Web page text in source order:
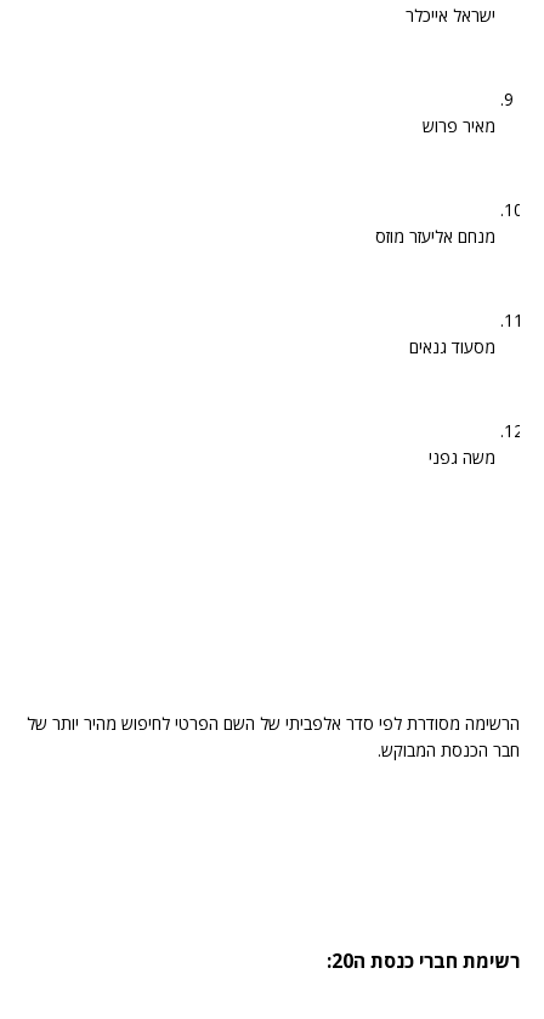
ישראל אייכלר
מאיר פרוש
מנחם אליעזר מוזס
מסעוד גנאים
משה גפני
הרשימה מסודרת לפי סדר אלפביתי של השם הפרטי לחיפוש מהיר יותר של
חבר הכנסת המבוקש.
רשימת חברי כנסת ה20: